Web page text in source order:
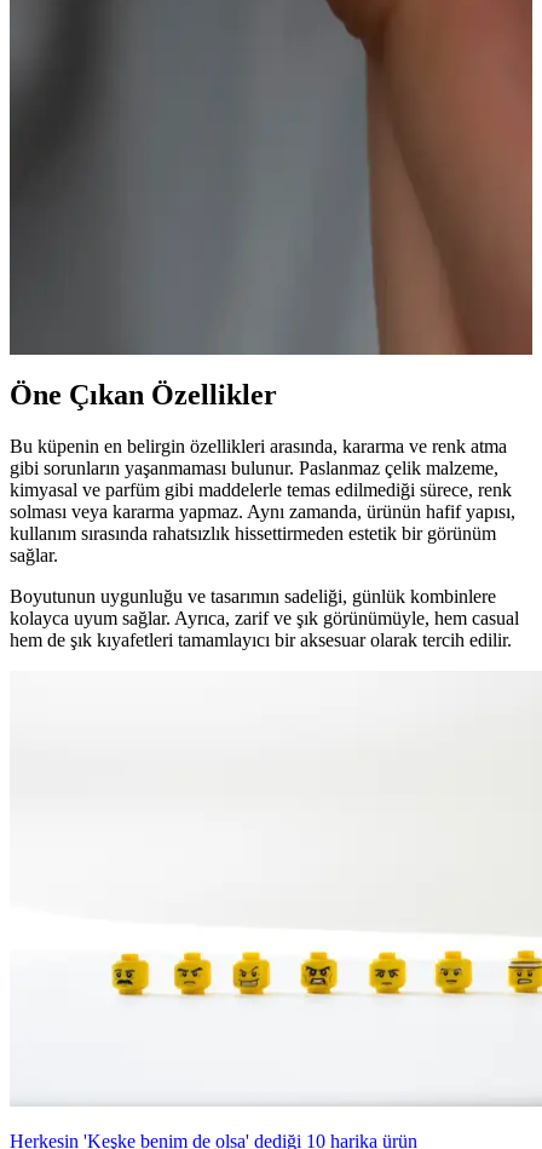
Siya Silver Kararmaz Çelik Unisex Minimal Halka
Küpe: Şıklık ve Dayanıklılık Bir Arada
kullanıma uygun, yüksek kalite ve uygun fiyat avantajlarıyla öne
Öne Çıkan Özellikler
Bu küpenin en belirgin özellikleri arasında, kararma ve renk atma
gibi sorunların yaşanmaması bulunur. Paslanmaz çelik malzeme,
kimyasal ve parfüm gibi maddelerle temas edilmediği sürece, renk
solması veya kararma yapmaz. Aynı zamanda, ürünün hafif yapısı,
kullanım sırasında rahatsızlık hissettirmeden estetik bir görünüm
sağlar.
Boyutunun uygunluğu ve tasarımın sadeliği, günlük kombinlere
kolayca uyum sağlar. Ayrıca, zarif ve şık görünümüyle, hem casual
hem de şık kıyafetleri tamamlayıcı bir aksesuar olarak tercih edilir.
Herkesin 'Keşke benim de olsa' dediği 10 harika ürün